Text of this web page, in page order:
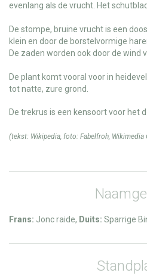
evenlang als de vrucht. Het
De stompe, bruine vrucht is een
klein en door de borstelvormige
De zaden worden ook door de wind
De plant komt vooral voor in
tot natte, zure grond.
De trekrus is een kensoort voor het
(tekst: Wikipedia , foto: Fabelfroh Wikimedia
Frans: Jonc raide, Duits: Sparrige